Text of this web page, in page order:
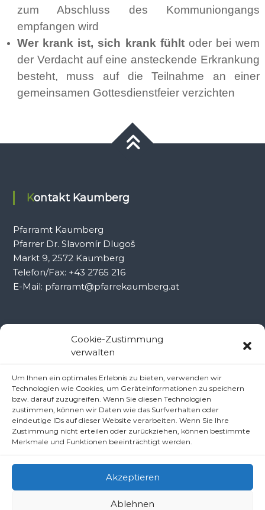
Cookie-Zustimmung
verwalten
Um Ihnen ein optimales Erlebnis zu bieten, verwenden wir
Technologien wie Cookies, um Geräteinformationen zu speichern
bzw. darauf zuzugreifen. Wenn Sie diesen Technologien
zustimmen, können wir Daten wie das Surfverhalten oder
eindeutige IDs auf dieser Website verarbeiten. Wenn Sie Ihre
Zustimmung nicht erteilen oder zurückziehen, können bestimmte
Merkmale und Funktionen beeinträchtigt werden.
Akzeptieren
Ablehnen
zum Abschluss des Kommuniongangs
empfangen wird
Wer krank ist, sich krank fühlt oder bei wem
der Verdacht auf eine ansteckende Erkrankung
besteht, muss auf die Teilnahme an einer
gemeinsamen Gottesdienstfeier verzichten
Kontakt Kaumberg
Pfarramt Kaumberg
Pfarrer Dr. Slavomír Dlugoš
Markt 9, 2572 Kaumberg
Telefon/Fax: +43 2765 216
E-Mail: pfarramt@pfarrekaumberg.at
Kontakt Ramsau
Pfarrer Dr. Slavomír Dlugoš
Oberdörfl 8, 3172 Ramsau
Telefon: +43 2764 8240
E-Mail: pfarre.ramsau@gmx.at
Pfarren unter derAraburg